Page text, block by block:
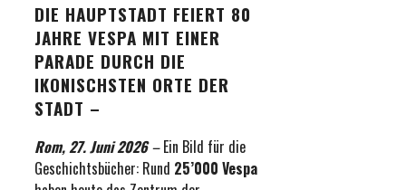
DIE HAUPTSTADT FEIERT 80
JAHRE VESPA MIT EINER
PARADE DURCH DIE
IKONISCHSTEN ORTE DER
STADT –
Rom, 27. Juni 2026–Ein Bild für die
Geschichtsbücher: Rund 25’000 Vespa